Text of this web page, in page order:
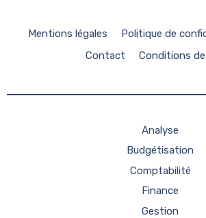
Mentions légales Politique de
Contact
Conditions
Analyse
Budgétisation
Comptabilité
Finance
Gestion